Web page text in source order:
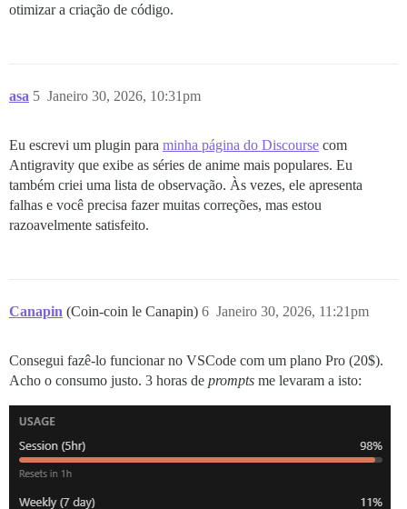
otimizar a criação de código.
asa Janeiro 30, 2026, 10:31pm
5
Eu escrevi um plugin para minha página do Discourse com
Antigravity que exibe as séries de anime mais populares. Eu
também criei uma lista de observação. Às vezes, ele apresenta
falhas e você precisa fazer muitas correções, mas estou
razoavelmente satisfeito.
Canapin (Coin-coin le Canapin) Janeiro 30, 2026, 11:21pm
6
Consegui fazê-lo funcionar no VSCode com um plano Pro (20$).
Acho o consumo justo. 3 horas de prompts me levaram a isto: